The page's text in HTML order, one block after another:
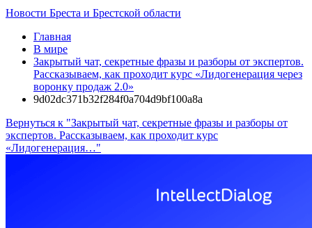
Новости Бреста и Брестской области
Главная
В мире
Закрытый чат, секретные фразы и разборы от экспертов.
Рассказываем, как проходит курс «Лидогенерация через
воронку продаж 2.0»
9d02dc371b32f284f0a704d9bf100a8a
Вернуться к "Закрытый чат, секретные фразы и разборы от
экспертов. Рассказываем, как проходит курс
«Лидогенерация…"